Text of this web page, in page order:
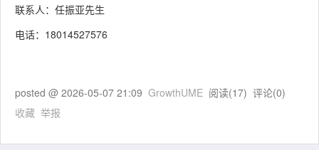
联系人：任振亚先生
电话：18014527576
posted @ 2026-05-07 21:09 GrowthUME 阅读(17) 评论(0)
收藏 举报